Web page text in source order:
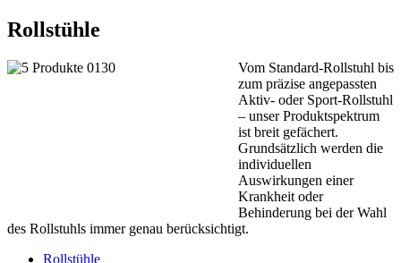
Rollstühle
Vom Standard-Rollstuhl bis
zum präzise angepassten
Aktiv- oder Sport-Rollstuhl
– unser Produktspektrum
ist breit gefächert.
Grundsätzlich werden die
individuellen
Auswirkungen einer
Krankheit oder
Behinderung bei der Wahl
des Rollstuhls immer genau berücksichtigt.
Rollstühle